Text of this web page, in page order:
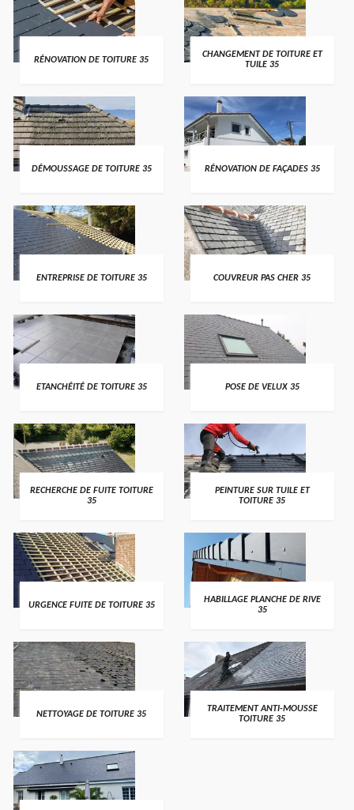
RÉNOVATION DE TOITURE 35
CHANGEMENT DE TOITURE ET
TUILE 35
DÉMOUSSAGE DE TOITURE 35 RÉNOVATION DE FAÇADES 35
ENTREPRISE DE TOITURE 35 COUVREUR PAS CHER 35
ETANCHÉITÉ DE TOITURE 35 POSE DE VELUX 35
RECHERCHE DE FUITE TOITURE
35
PEINTURE SUR TUILE ET
TOITURE 35
URGENCE FUITE DE TOITURE 35
HABILLAGE PLANCHE DE RIVE
35
NETTOYAGE DE TOITURE 35
TRAITEMENT ANTI-MOUSSE
TOITURE 35